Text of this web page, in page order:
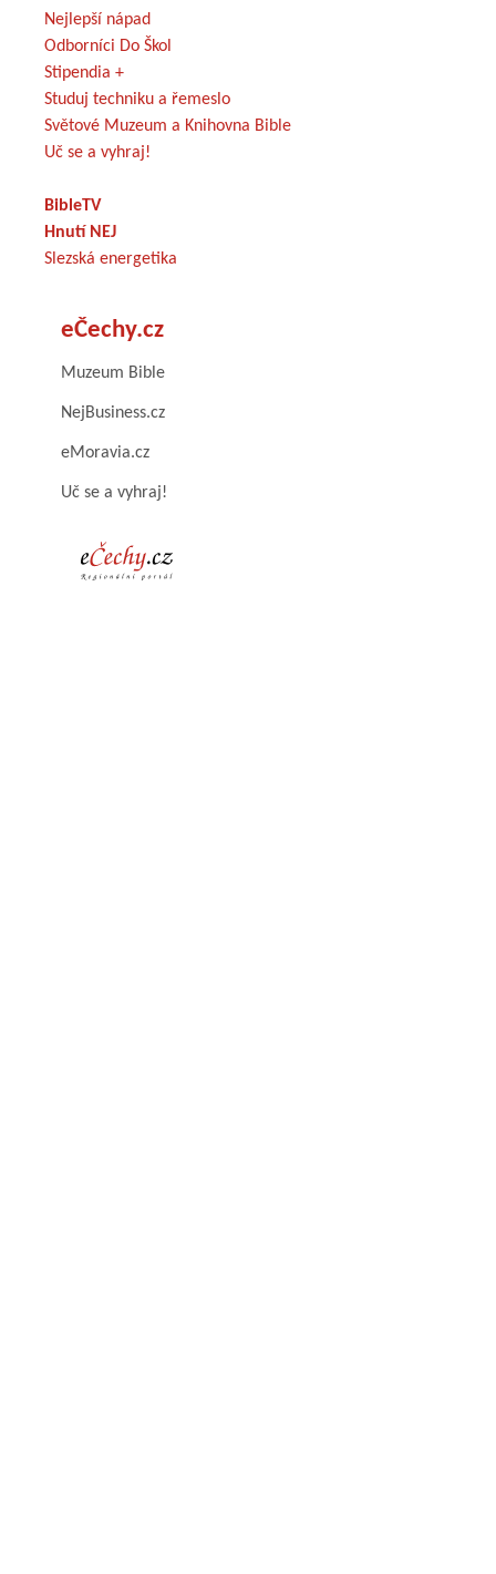
Nejlepší nápad
Odborníci Do Škol
Stipendia +
Studuj techniku a řemeslo
Světové Muzeum a Knihovna Bible
Uč se a vyhraj!
BibleTV
Hnutí NEJ
Slezská energetika
eČechy.cz
Muzeum Bible
NejBusiness.cz
eMoravia.cz
Uč se a vyhraj!